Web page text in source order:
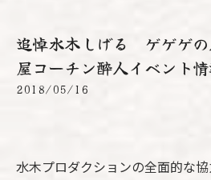
追悼水木しげる ゲゲゲ
屋コーチン酔人イベント
2018/05/16
水木プロダクションの全面的な